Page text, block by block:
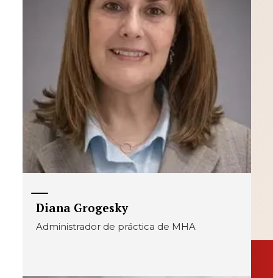
Diana Grogesky
Administrador de práctica de MHA